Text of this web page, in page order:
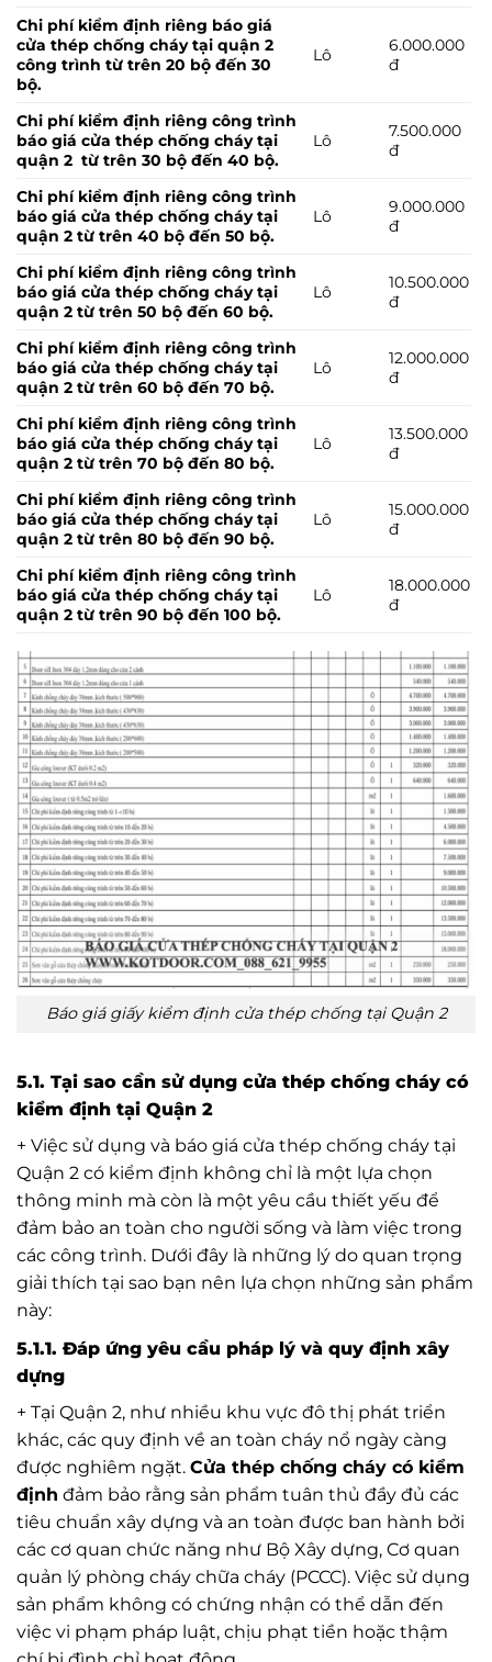
Chi phí kiểm định riêng báo giá
cửa thép chống cháy tại quận 2
công trình từ trên 20 bộ đến 30
bộ.
Lô
6.000.000
đ
Chi phí kiểm định riêng công trình
báo giá cửa thép chống cháy tại
quận 2 từ trên 30 bộ đến 40 bộ.
Lô
7.500.000
đ
Chi phí kiểm định riêng công trình
báo giá cửa thép chống cháy tại
quận 2 từ trên 40 bộ đến 50 bộ.
Lô
9.000.000
đ
Chi phí kiểm định riêng công trình
báo giá cửa thép chống cháy tại
quận 2 từ trên 50 bộ đến 60 bộ.
Lô
10.500.000
đ
Chi phí kiểm định riêng công trình
báo giá cửa thép chống cháy tại
quận 2 từ trên 60 bộ đến 70 bộ.
Lô
12.000.000
đ
Chi phí kiểm định riêng công trình
báo giá cửa thép chống cháy tại
quận 2 từ trên 70 bộ đến 80 bộ.
Lô
13.500.000
đ
Chi phí kiểm định riêng công trình
báo giá cửa thép chống cháy tại
quận 2 từ trên 80 bộ đến 90 bộ.
Lô
15.000.000
đ
Chi phí kiểm định riêng công trình
báo giá cửa thép chống cháy tại
quận 2 từ trên 90 bộ đến 100 bộ.
Lô
18.000.000
đ
Báo giá giấy kiểm định cửa thép chống tại Quận 2
5.1. Tại sao cần sử dụng cửa thép chống cháy có
kiểm định tại Quận 2
+ Việc sử dụng và báo giá cửa thép chống cháy tại
Quận 2 có kiểm định không chỉ là một lựa chọn
thông minh mà còn là một yêu cầu thiết yếu để
đảm bảo an toàn cho người sống và làm việc trong
các công trình. Dưới đây là những lý do quan trọng
giải thích tại sao bạn nên lựa chọn những sản phẩm
này:
5.1.1. Đáp ứng yêu cầu pháp lý và quy định xây
dựng
+ Tại Quận 2, như nhiều khu vực đô thị phát triển
khác, các quy định về an toàn cháy nổ ngày càng
được nghiêm ngặt. Cửa thép chống cháy có kiểm
định đảm bảo rằng sản phẩm tuân thủ đầy đủ các
tiêu chuẩn xây dựng và an toàn được ban hành bởi
các cơ quan chức năng như Bộ Xây dựng, Cơ quan
quản lý phòng cháy chữa cháy (PCCC). Việc sử dụng
sản phẩm không có chứng nhận có thể dẫn đến
việc vi phạm pháp luật, chịu phạt tiền hoặc thậm